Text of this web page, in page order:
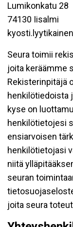
Lumikonkatu 28
74130 Iisalmi
Seura toimii
joita keräämme
Rekisterinpitäjä
henkilötiedoista
kyse on
henkilötietojesi
ensiarvoisen
henkilötietojasi
niitä
seuran
joita seura